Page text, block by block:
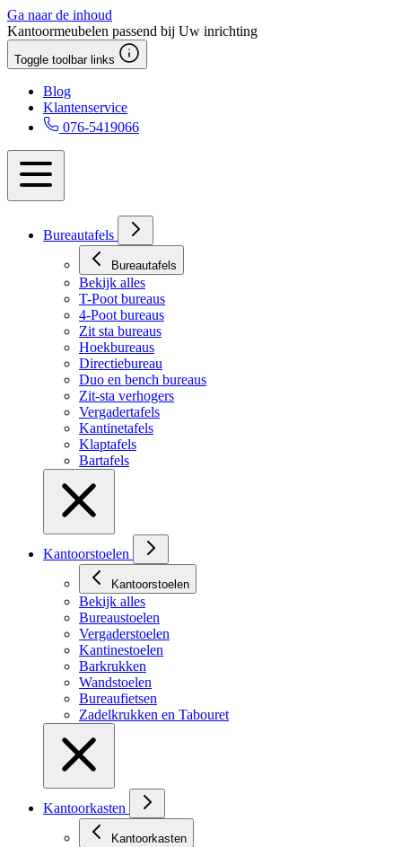
Ga naar de inhoud
Kantoormeubelen passend bij Uw inrichting
Toggle toolbar links
Blog
Klantenservice
076-5419066
Bureautafels
Bureautafels
Bekijk alles
T-Poot bureaus
4-Poot bureaus
Zit sta bureaus
Hoekbureaus
Directiebureau
Duo en bench bureaus
Zit-sta verhogers
Vergadertafels
Kantinetafels
Klaptafels
Bartafels
Kantoorstoelen
Kantoorstoelen
Bekijk alles
Bureaustoelen
Vergaderstoelen
Kantinestoelen
Barkrukken
Wandstoelen
Bureaufietsen
Zadelkrukken en Tabouret
Kantoorkasten
Kantoorkasten